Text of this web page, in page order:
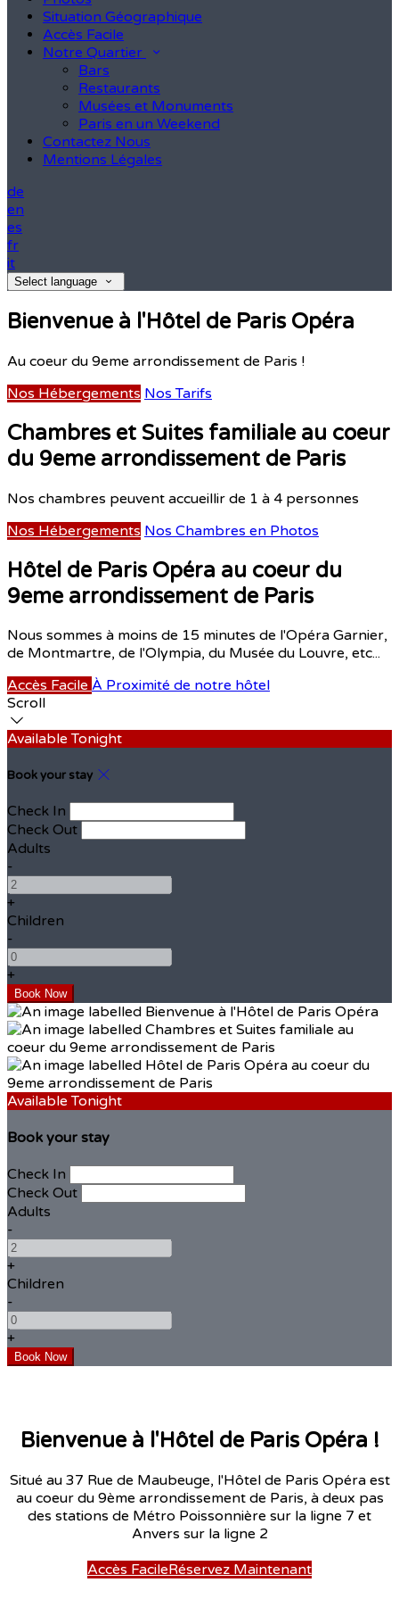
Situation Géographique
Accès Facile
Notre Quartier
Bars
Restaurants
Musées et Monuments
Paris en un Weekend
Contactez Nous
Mentions Légales
de
en
es
fr
it
Select language
Bienvenue à l'Hôtel de Paris Opéra
Au coeur du 9eme arrondissement de Paris !
Nos Hébergements Nos Tarifs
Chambres et Suites familiale au coeur
du 9eme arrondissement de Paris
Nos chambres peuvent accueillir de 1 à 4 personnes
Nos Hébergements Nos Chambres en Photos
Hôtel de Paris Opéra au coeur du
9eme arrondissement de Paris
Nous sommes à moins de 15 minutes de l'Opéra Garnier,
de Montmartre, de l'Olympia, du Musée du Louvre, etc...
Accès Facile À Proximité de notre hôtel
Scroll
Available Tonight
Book your stay
Check In
Check Out
Adults
-
+
Children
-
+
Available Tonight
Book your stay
Check In
Check Out
Adults
-
+
Children
-
+
Bienvenue à l'Hôtel de Paris Opéra !
Situé au 37 Rue de Maubeuge, l'Hôtel de Paris Opéra est
au coeur du 9ème arrondissement de Paris, à deux pas
des stations de Métro Poissonnière sur la ligne 7 et
Anvers sur la ligne 2
Accès FacileRéservez Maintenant